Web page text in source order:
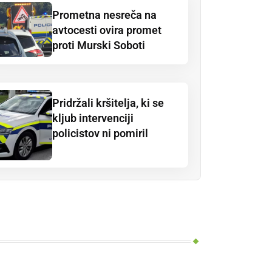
Prometna nesreča na
avtocesti ovira promet
proti Murski Soboti
Pridržali kršitelja, ki se
kljub intervenciji
policistov ni pomiril